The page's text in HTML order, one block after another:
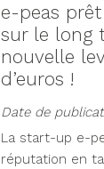
e-peas
sur le long
nouvelle
d’euros !
Date de
La start-up e-
réputation en